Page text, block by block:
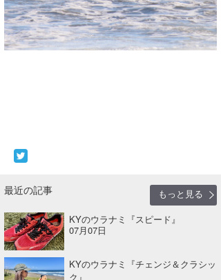
最近の記事
もっと見る
KYのウラナミ『スピード』
07月07日
KYのウラナミ『チェンジ＆クラシッ
ク』
予報士 hiro.
banpaku